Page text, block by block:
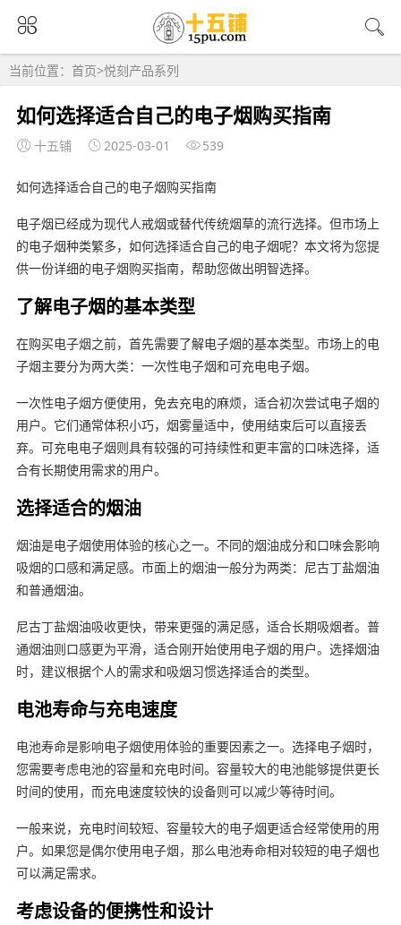
当前位置： 首页>悦刻产品系列
如何选择适合自己的电子烟购买指南
十五铺 2025-03-01 539
如何选择适合自己的电子烟购买指南
电子烟已经成为现代人戒烟或替代传统烟草的流行选择。但市场上
的电子烟种类繁多，如何选择适合自己的电子烟呢？本文将为您提
供一份详细的电子烟购买指南，帮助您做出明智选择。
了解电子烟的基本类型
在购买电子烟之前，首先需要了解电子烟的基本类型。市场上的电
子烟主要分为两大类：一次性电子烟和可充电电子烟。
一次性电子烟方便使用，免去充电的麻烦，适合初次尝试电子烟的
用户。它们通常体积小巧，烟雾量适中，使用结束后可以直接丢
弃。可充电电子烟则具有较强的可持续性和更丰富的口味选择，适
合有长期使用需求的用户。
选择适合的烟油
烟油是电子烟使用体验的核心之一。不同的烟油成分和口味会影响
吸烟的口感和满足感。市面上的烟油一般分为两类：尼古丁盐烟油
和普通烟油。
尼古丁盐烟油吸收更快，带来更强的满足感，适合长期吸烟者。普
通烟油则口感更为平滑，适合刚开始使用电子烟的用户。选择烟油
时，建议根据个人的需求和吸烟习惯选择适合的类型。
电池寿命与充电速度
电池寿命是影响电子烟使用体验的重要因素之一。选择电子烟时，
您需要考虑电池的容量和充电时间。容量较大的电池能够提供更长
时间的使用，而充电速度较快的设备则可以减少等待时间。
一般来说，充电时间较短、容量较大的电子烟更适合经常使用的用
户。如果您是偶尔使用电子烟，那么电池寿命相对较短的电子烟也
可以满足需求。
考虑设备的便携性和设计